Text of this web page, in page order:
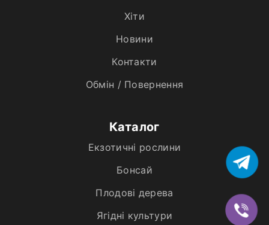
Хiти
Новини
Контакти
Обмін / Повернення
Каталог
Екзотичні рослини
Бонсай
Плодові дерева
Ягідні культури